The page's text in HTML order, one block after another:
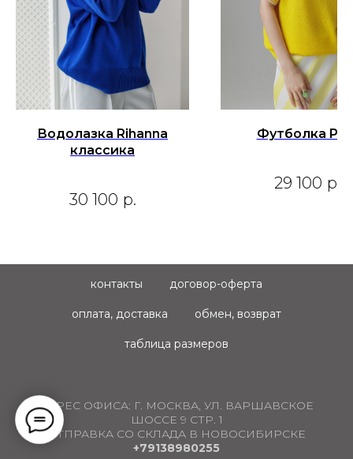
Водолазка Rihanna
классика
30 100 р.
Футболка
29 100 р.
контакты договор-оферта
оплата, доставка обмен, возврат
таблица размеров
АДРЕС ОФИСА: Г. МОСКВА, УЛ. ВАРШАВСКОЕ
ШОССЕ 9 СТР. 1
ОТПРАВКА СО СКЛАДА В НОВОСИБИРСКЕ
+79138980255